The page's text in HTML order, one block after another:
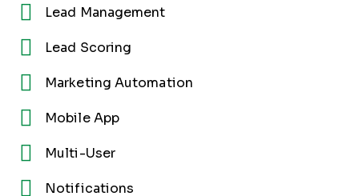
Lead Management
Lead Scoring
Marketing Automation
Mobile App
Multi-User
Notifications